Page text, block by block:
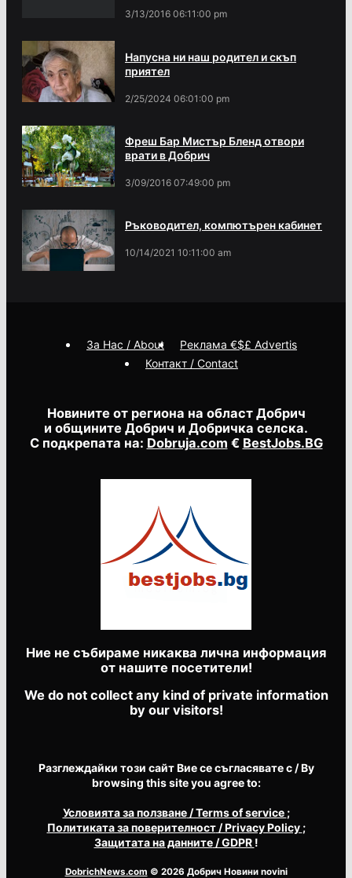
3/13/2016 06:11:00 pm
Напусна ни наш родител и скъп
приятел
2/25/2024 06:01:00 pm
Фреш Бар Мистър Бленд отвори
врати в Добрич
3/09/2016 07:49:00 pm
Ръководител, компютърен кабинет
10/14/2021 10:11:00 am
Новините от региона на област Добрич
и общините Добрич и Добричка селска.
С подкрепата на: Dobruja.com € BestJobs.BG
Ние не събираме никаква лична информация
от нашите посетители!
We do not collect any kind of private information
by our visitors!
Разглеждайки този сайт Вие се съгласявате с / By
browsing this site you agree to:
Условията за ползване/ Terms of service ;
Политиката за поверителност/ Privacy Policy ;
Защитата на данните/ GDPR !
DobrichNews.com © 2026 Добрич Новини novini
За Нас / About
Реклама €$£ Advertis
Контакт / Contact